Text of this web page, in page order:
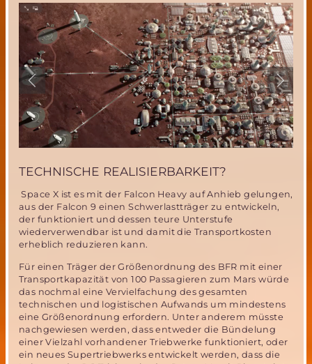
TECHNISCHE REALISIERBARKEIT?
Space X ist es mit der Falcon Heavy auf Anhieb gelungen,
aus der Falcon 9 einen Schwerlastträger zu entwickeln,
der funktioniert und dessen teure Unterstufe
wiederverwendbar ist und damit die Transportkosten
erheblich reduzieren kann.
Für einen Träger der Größenordnung des BFR mit einer
Transportkapazität von 100 Passagieren zum Mars würde
das nochmal eine Vervielfachung des gesamten
technischen und logistischen Aufwands um mindestens
eine Größenordnung erfordern. Unter anderem müsste
nachgewiesen werden, dass entweder die Bündelung
einer Vielzahl vorhandener Triebwerke funktioniert, oder
ein neues Supertriebwerks entwickelt werden, dass die